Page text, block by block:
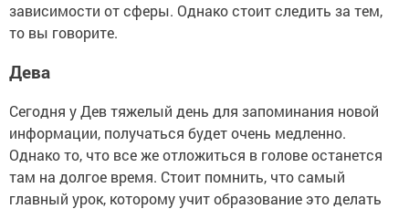
зависимости от сферы. Однако стоит следить за тем,
то вы говорите.
Дева
Сегодня у Дев тяжелый день для запоминания новой
информации, получаться будет очень медленно.
Однако то, что все же отложиться в голове останется
там на долгое время. Стоит помнить, что самый
главный урок, которому учит образование это делать